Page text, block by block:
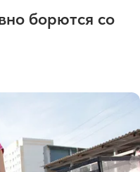
борются со